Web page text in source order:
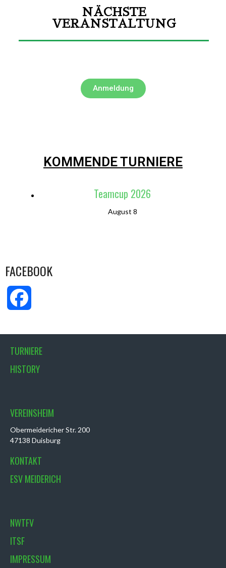
NÄCHSTE
VERANSTALTUNG
Anmeldung
KOMMENDE TURNIERE
Teamcup 2026
August 8
FACEBOOK
TURNIERE
HISTORY
VEREINSHEIM
Obermeidericher Str. 200
47138 Duisburg
KONTAKT
ESV MEIDERICH
NWTFV
ITSF
IMPRESSUM